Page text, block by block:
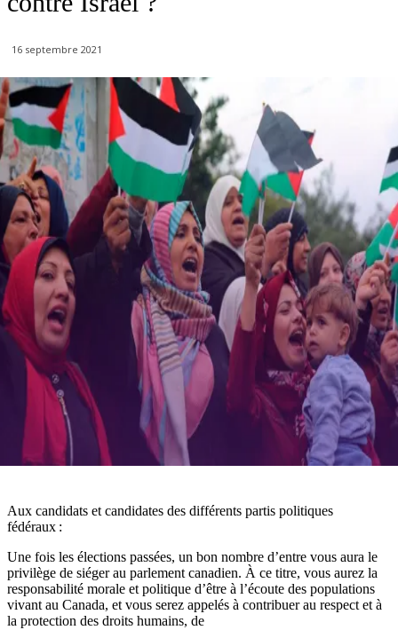
16 septembre 2021
Aux candidats et candidates des différents partis politiques
fédéraux :
Une fois les élections passées, un bon nombre d’entre vous aura le
privilège de siéger au parlement canadien. À ce titre, vous aurez la
responsabilité morale et politique d’être à l’écoute des populations
vivant au Canada, et vous serez appelés à contribuer au respect et à
la protection des droits humains, de